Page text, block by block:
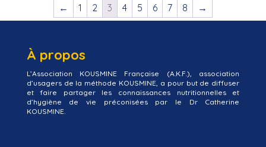
← 1 2 3 4 5 6 7 8 →
À propos
L’Association KOUSMINE Française (A.K.F.), association
d’usagers de la méthode KOUSMINE, a pour but de diffuser
et faire partager les connaissances nutritionnelles et
d’hygiène de vie préconisées par le Dr Catherine
KOUSMINE.